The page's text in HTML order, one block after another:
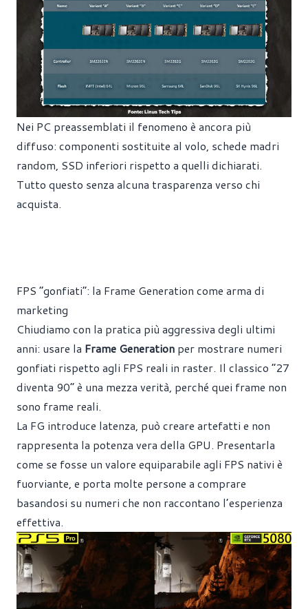
Nei PC preassemblati il fenomeno è ancora più
diffuso: componenti sostituite al volo, schede madri
random, SSD inferiori rispetto a quelli dichiarati.
Tutto questo senza alcuna trasparenza verso chi
acquista.
FPS “gonfiati”: la Frame Generation come arma di
marketing
Chiudiamo con la pratica più aggressiva degli ultimi
anni: usare la Frame Generation per mostrare numeri
gonfiati rispetto agli FPS reali in raster. Il classico “27
diventa 90” è una mezza verità, perché quei frame non
sono frame reali.
La FG introduce latenza, può creare artefatti e non
rappresenta la potenza vera della GPU. Presentarla
come se fosse un valore equiparabile agli FPS nativi è
fuorviante, e porta molte persone a comprare
basandosi su numeri che non raccontano l’esperienza
effettiva.